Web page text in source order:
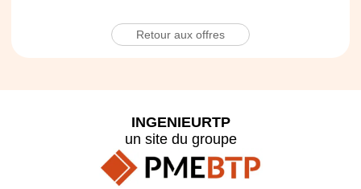
Retour aux offres
INGENIEURTP
un site du groupe